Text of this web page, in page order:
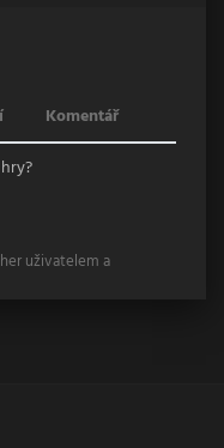
Komentář
uživatelem a